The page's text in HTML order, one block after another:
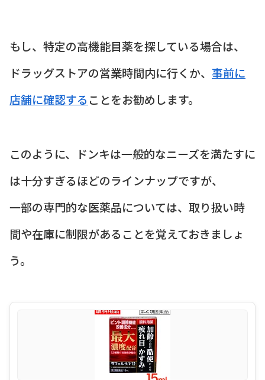
もし、特定の高機能目薬を探している場合は、
ドラッグストアの営業時間内に行くか、 事前に
店舗に確認する ことをお勧めします。
このように、ドンキは一般的なニーズを満たすに
は十分すぎるほどのラインナップですが、
一部の専門的な医薬品については、取り扱い時
間や在庫に制限があることを覚えておきましょ
う。